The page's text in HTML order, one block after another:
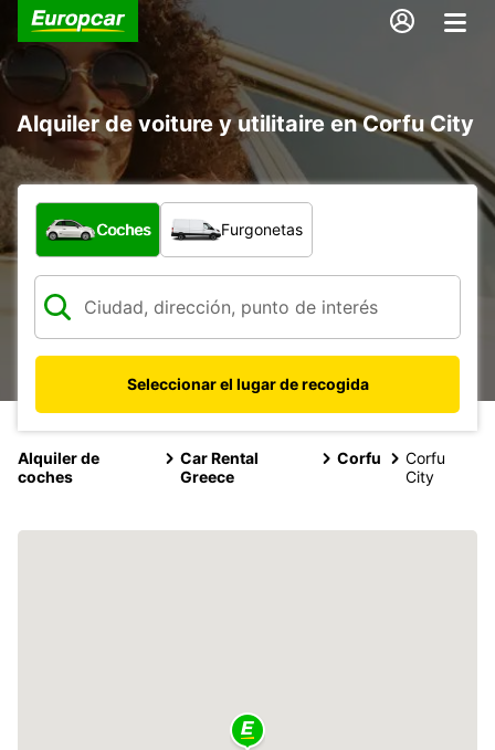
Alquiler de voiture y utilitaire en Corfu City
¿Qué tipo de vehículo?
Coches Furgonetas
Seleccionar el lugar de recogida
Alquiler de
coches
Car Rental
Greece
Corfu
Corfu
City